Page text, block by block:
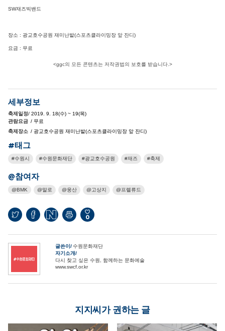
SW재즈빅밴드
장소 : 광교호수공원 재미난밭(스포츠클라이밍장 앞 잔디)
요금 : 무료
<ggc의 모든 콘텐츠는 저작권법의 보호를 받습니다.>
세부정보
축제일정/ 2019. 9. 18(수) ~ 19(목)
관람요금 / 무료
축제장소 / 광교호수공원 재미난밭(스포츠클라이밍장 앞 잔디)
#태그
수원시 수원문화재단 광교호수공원 재즈 축제
@참여자
BMK 말로 웅산 고상지 프렐류드
0
글쓴이
수원문화재단
자기소개
다시 찾고 싶은 수원, 함께하는 문화예술
www.swcf.or.kr
지지씨가 권하는 글